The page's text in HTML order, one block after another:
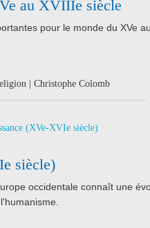
au XVIIIe siècle
pour le monde du XVe
| Christophe Colomb
(XVe-XVIe siècle)
siècle)
occidentale connaît une